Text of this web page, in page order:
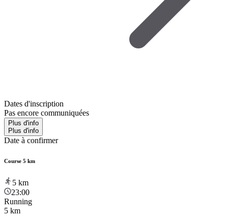
Dates d'inscription
Pas encore communiquées
Plus d'info
Plus d'info
Date à confirmer
Course 5 km
5 km
23:00
Running
5 km